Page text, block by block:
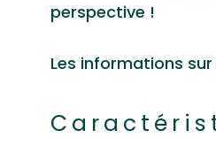
perspective !
Les informations